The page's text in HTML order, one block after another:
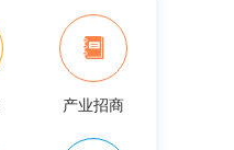
产业招商